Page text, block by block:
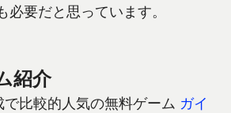
必要だと思っています。
紹介
比較的人気の無料ゲーム ガイ